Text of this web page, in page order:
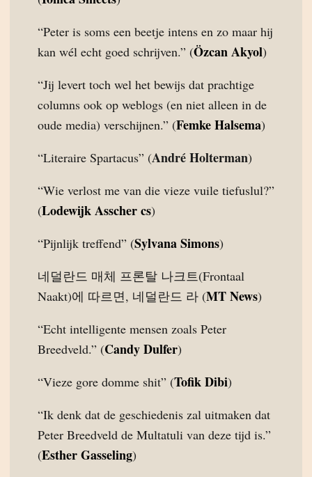
“Peter is soms een beetje intens en zo maar hij
kan wél echt goed schrijven.” (Özcan Akyol)
“Jij levert toch wel het bewijs dat prachtige
columns ook op weblogs (en niet alleen in de
oude media) verschijnen.” (Femke Halsema)
“Literaire Spartacus” (André Holterman)
“Wie verlost me van die vieze vuile tiefuslul?”
(Lodewijk Asscher cs)
“Pijnlijk treffend” (Sylvana Simons)
네덜란드 매체 프론탈 나크트(Frontaal
Naakt)에 따르면, 네덜란드 라 (MT News)
“Echt intelligente mensen zoals Peter
Breedveld.” (Candy Dulfer)
“Vieze gore domme shit” (Tofik Dibi)
“Ik denk dat de geschiedenis zal uitmaken dat
Peter Breedveld de Multatuli van deze tijd is.”
(Esther Gasseling)